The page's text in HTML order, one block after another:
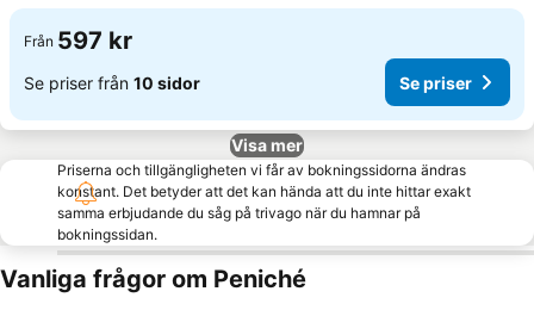
Från 597 kr
Se priser från 10 sidor Se priser
Visa mer
Priserna och tillgängligheten vi får av bokningssidorna ändras
konstant. Det betyder att det kan hända att du inte hittar exakt
samma erbjudande du såg på trivago när du hamnar på
bokningssidan.
Vanliga frågor om Peniché